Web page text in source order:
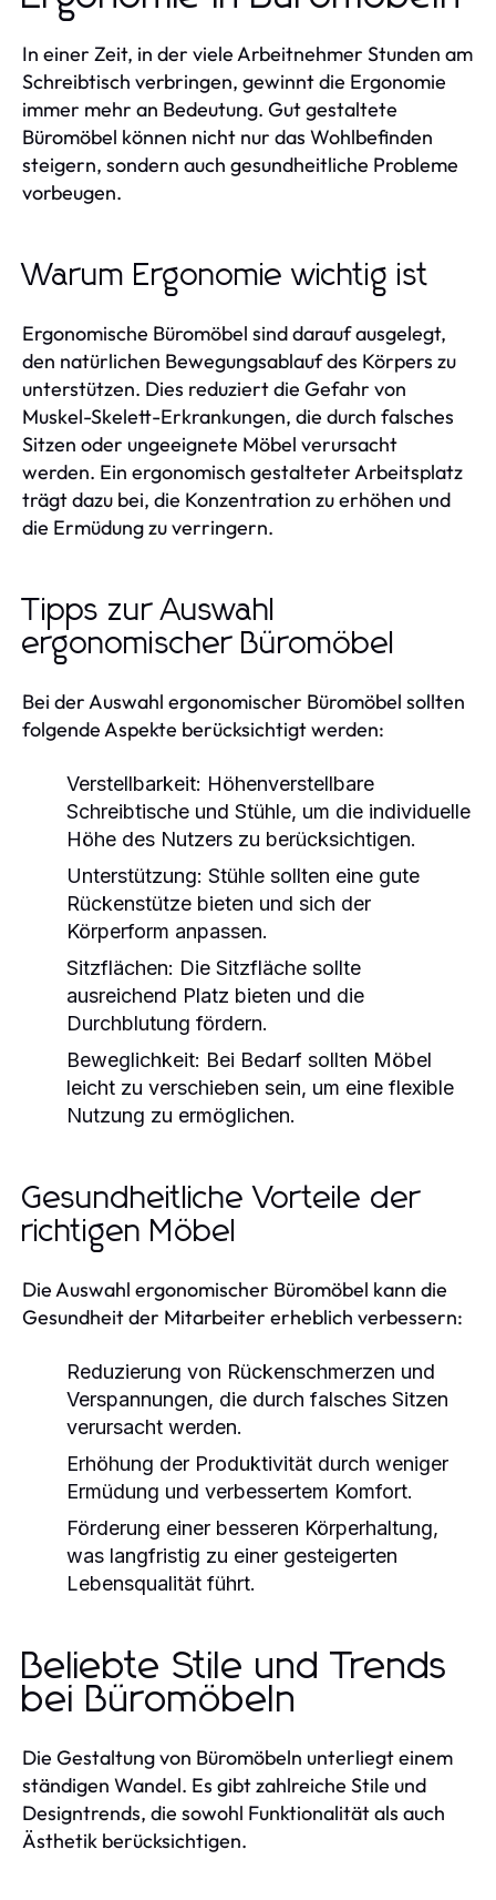
In einer Zeit, in der viele Arbeitnehmer Stunden am
Schreibtisch verbringen, gewinnt die Ergonomie
immer mehr an Bedeutung. Gut gestaltete
Büromöbel können nicht nur das Wohlbefinden
steigern, sondern auch gesundheitliche Probleme
vorbeugen.
Warum Ergonomie wichtig ist
Ergonomische Büromöbel sind darauf ausgelegt,
den natürlichen Bewegungsablauf des Körpers zu
unterstützen. Dies reduziert die Gefahr von
Muskel-Skelett-Erkrankungen, die durch falsches
Sitzen oder ungeeignete Möbel verursacht
werden. Ein ergonomisch gestalteter Arbeitsplatz
trägt dazu bei, die Konzentration zu erhöhen und
die Ermüdung zu verringern.
Tipps zur Auswahl
ergonomischer Büromöbel
Bei der Auswahl ergonomischer Büromöbel sollten
folgende Aspekte berücksichtigt werden:
Verstellbarkeit: Höhenverstellbare
Schreibtische und Stühle, um die individuelle
Höhe des Nutzers zu berücksichtigen.
Unterstützung: Stühle sollten eine gute
Rückenstütze bieten und sich der
Körperform anpassen.
Sitzflächen: Die Sitzfläche sollte
ausreichend Platz bieten und die
Durchblutung fördern.
Beweglichkeit: Bei Bedarf sollten Möbel
leicht zu verschieben sein, um eine flexible
Nutzung zu ermöglichen.
Gesundheitliche Vorteile der
richtigen Möbel
Die Auswahl ergonomischer Büromöbel kann die
Gesundheit der Mitarbeiter erheblich verbessern:
Reduzierung von Rückenschmerzen und
Verspannungen, die durch falsches Sitzen
verursacht werden.
Erhöhung der Produktivität durch weniger
Ermüdung und verbessertem Komfort.
Förderung einer besseren Körperhaltung,
was langfristig zu einer gesteigerten
Lebensqualität führt.
Beliebte Stile und Trends
bei Büromöbeln
Die Gestaltung von Büromöbeln unterliegt einem
ständigen Wandel. Es gibt zahlreiche Stile und
Designtrends, die sowohl Funktionalität als auch
Ästhetik berücksichtigen.